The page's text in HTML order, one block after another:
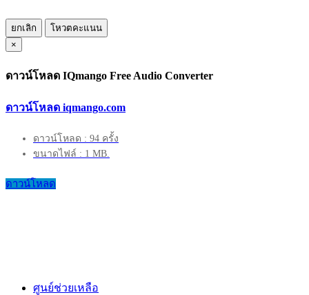
ยกเลิก
โหวตคะแนน
×
ดาวน์โหลด IQmango Free Audio Converter
ดาวน์โหลด iqmango.com
ดาวน์โหลด : 94 ครั้ง
ขนาดไฟล์ : 1 MB.
ดาวน์โหลด
ศูนย์ช่วยเหลือ